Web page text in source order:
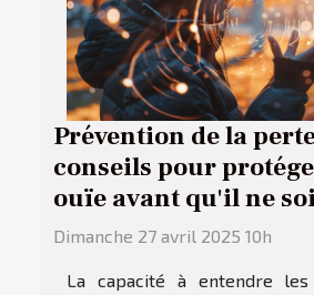
Prévention de la
conseils pour
ouïe avant qu'il ne
Dimanche 27 avril 2025 10h
La capacité à entendre